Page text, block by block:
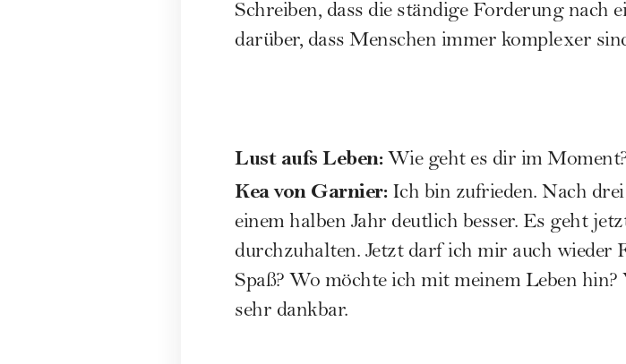
Schreiben, dass die ständige Forderung nach
darüber, dass Menschen immer komplexer
Lust aufs Leben: Wie geht es dir im
Kea von Garnier: Ich bin zufrieden. Nach
einem halben Jahr deutlich besser. Es geht
durchzuhalten. Jetzt darf ich mir auch wieder
Spaß? Wo möchte ich mit meinem Leben
sehr dankbar.